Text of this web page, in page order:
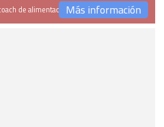
de alimentaciónMás información